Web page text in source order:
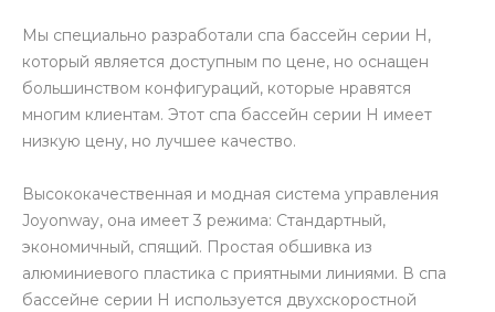
Мы специально разработали спа бассейн серии H,
который является доступным по цене, но оснащен
большинством конфигураций, которые нравятся
многим клиентам. Этот спа бассейн серии H имеет
низкую цену, но лучшее качество.
Высококачественная и модная система управления
Joyonway, она имеет 3 режима: Стандартный,
экономичный, спящий. Простая обшивка из
алюминиевого пластика с приятными линиями. В спа
бассейне серии H используется двухскоростной